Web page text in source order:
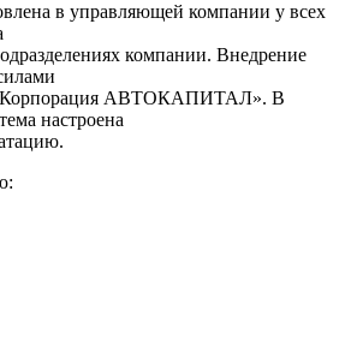
в управляющей компании у всех
компании. Внедрение
АВТОКАПИТАЛ». В
настроена